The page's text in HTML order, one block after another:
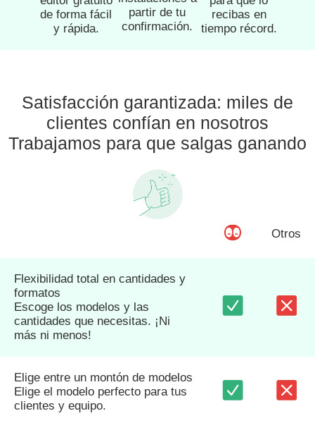
de forma fácil
y rápida.
partir de tu
confirmación.
recibas en
tiempo récord.
Satisfacción garantizada: miles de
clientes confían en nosotros
Trabajamos para que salgas ganando
Otros
Flexibilidad total en cantidades y
formatos
Escoge los modelos y las
cantidades que necesitas. ¡Ni
más ni menos!
Elige entre un montón de modelos
Elige el modelo perfecto para tus
clientes y equipo.